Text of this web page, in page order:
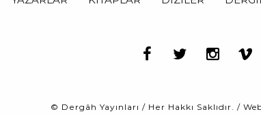
© Dergâh Yayınları / Her Hakkı Saklıdır. /